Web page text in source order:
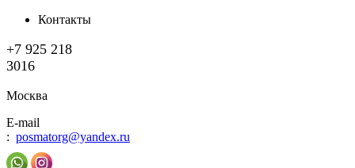
Контакты
+7 925 218
3016
Москва
E-mail
: posmatorg@yandex.ru